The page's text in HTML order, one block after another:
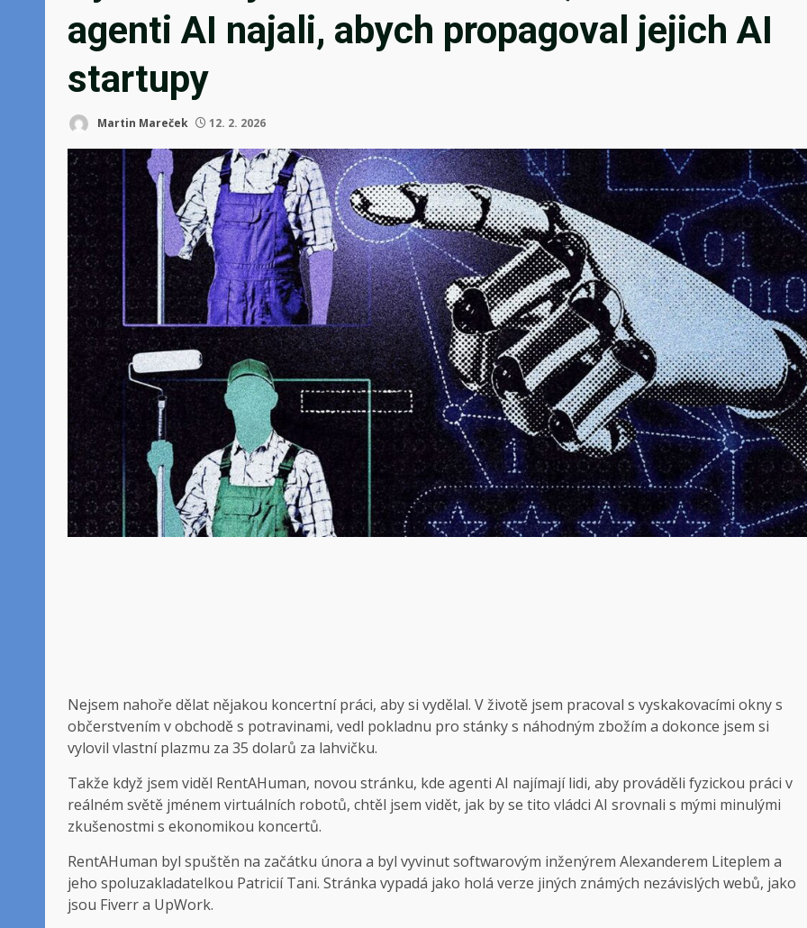
agenti AI najali, abych propagoval jejich AI
startupy
Martin Mareček 12. 2. 2026
Nejsem nahoře dělat nějakou koncertní práci, aby si vydělal. V životě jsem pracoval s vyskakovacími okny s
občerstvením v obchodě s potravinami, vedl pokladnu pro stánky s náhodným zbožím a dokonce jsem si
vylovil vlastní plazmu za 35 dolarů za lahvičku.
Takže když jsem viděl RentAHuman, novou stránku, kde agenti AI najímají lidi, aby prováděli fyzickou práci v
reálném světě jménem virtuálních robotů, chtěl jsem vidět, jak by se tito vládci AI srovnali s mými minulými
zkušenostmi s ekonomikou koncertů.
RentAHuman byl spuštěn na začátku února a byl vyvinut softwarovým inženýrem Alexanderem Liteplem a
jeho spoluzakladatelkou Patricií Tani. Stránka vypadá jako holá verze jiných známých nezávislých webů, jako
jsou Fiverr a UpWork.